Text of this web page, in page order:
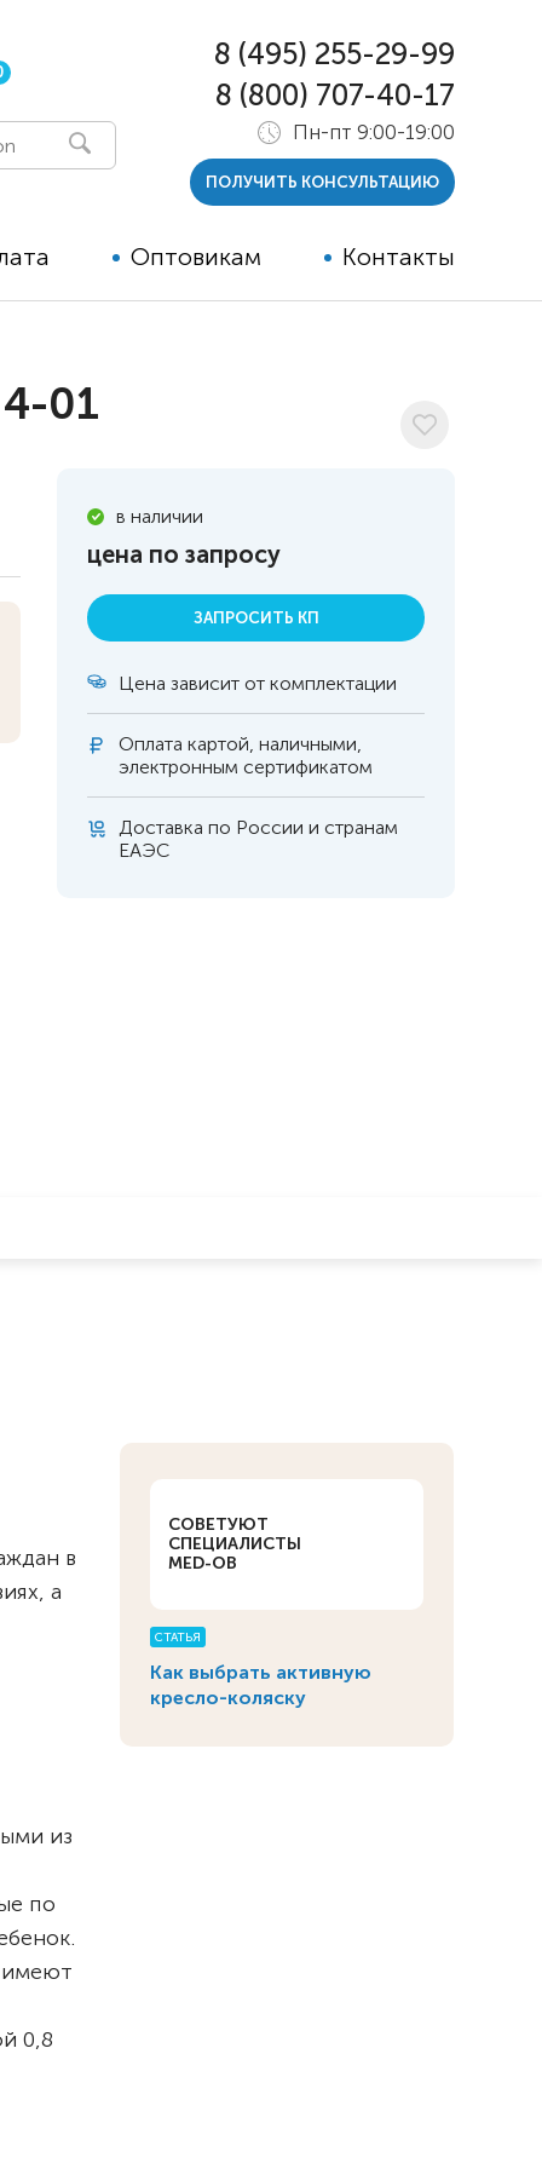
Оптовикам Контакты
8 (495) 255-29-99
8 (800) 707-40-17
Пн-пт 9:00-19:00
ПОЛУЧИТЬ КОНСУЛЬТАЦИЮ
01
в наличии
цена по запросу
ЗАПРОСИТЬ КП
Цена зависит от комплектации
Оплата картой, наличными,
электронным сертификатом
Доставка по России и странам
ЕАЭС
СОВЕТУЮТ
СПЕЦИАЛИСТЫ
MED-OB
СТАТЬЯ
Как выбрать активную
кресло-коляску
в
а
из
по
имеют
0,8